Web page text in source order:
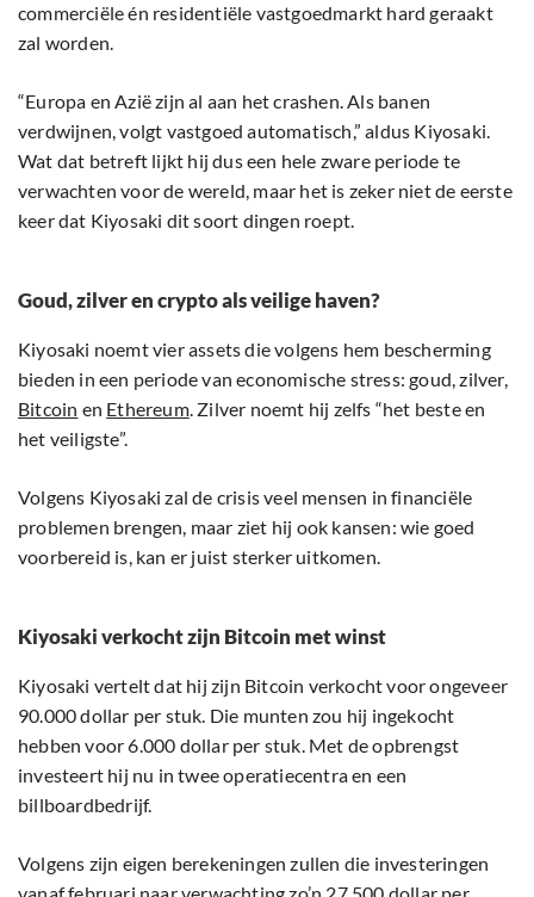
commerciële én residentiële vastgoedmarkt hard geraakt
zal worden.
“Europa en Azië zijn al aan het crashen. Als banen
verdwijnen, volgt vastgoed automatisch,” aldus Kiyosaki.
Wat dat betreft lijkt hij dus een hele zware periode te
verwachten voor de wereld, maar het is zeker niet de eerste
keer dat Kiyosaki dit soort dingen roept.
Goud, zilver en crypto als veilige haven?
Kiyosaki noemt vier assets die volgens hem bescherming
bieden in een periode van economische stress: goud, zilver,
Bitcoin en Ethereum. Zilver noemt hij zelfs “het beste en
het veiligste”.
Volgens Kiyosaki zal de crisis veel mensen in financiële
problemen brengen, maar ziet hij ook kansen: wie goed
voorbereid is, kan er juist sterker uitkomen.
Kiyosaki verkocht zijn Bitcoin met winst
Kiyosaki vertelt dat hij zijn Bitcoin verkocht voor ongeveer
90.000 dollar per stuk. Die munten zou hij ingekocht
hebben voor 6.000 dollar per stuk. Met de opbrengst
investeert hij nu in twee operatiecentra en een
billboardbedrijf.
Volgens zijn eigen berekeningen zullen die investeringen